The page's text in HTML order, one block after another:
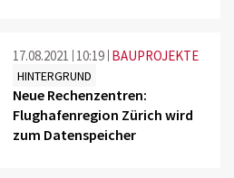
17.08.2021 10:19 BAUPROJEKTE
HINTERGRUND
Neue Rechenzentren:
Flughafenregion Zürich wird
zum Datenspeicher